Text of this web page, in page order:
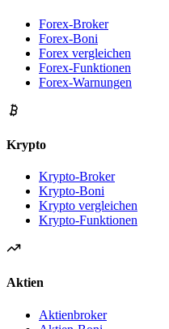
Forex-Broker
Forex-Boni
Forex vergleichen
Forex-Funktionen
Forex-Warnungen
Krypto
Krypto-Broker
Krypto-Boni
Krypto vergleichen
Krypto-Funktionen
Aktien
Aktienbroker